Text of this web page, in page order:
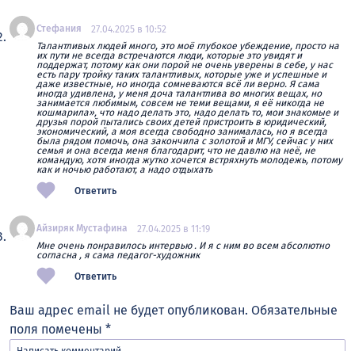
Стефания
27.04.2025 в 10:52
Талантливых людей много, это моё глубокое убеждение, просто на
их пути не всегда встречаются люди, которые это увидят и
поддержат, потому как они порой не очень уверены в себе, у нас
есть пару тройку таких талантливых, которые уже и успешные и
даже известные, но иногда сомневаются всё ли верно. Я сама
иногда удивлена, у меня доча талантлива во многих вещах, но
занимается любимым, совсем не теми вещами, я её никогда не
кошмарила», что надо делать это, надо делать то, мои знакомые и
друзья порой пытались своих детей пристроить в юридический,
экономический, а моя всегда свободно занималась, но я всегда
была рядом помочь, она закончила с золотой и МГУ, сейчас у них
семья и она всегда меня благодарит, что не давлю на неё, не
командую, хотя иногда жутко хочется встряхнуть молодежь, потому
как и ночью работают, а надо отдыхать
Ответить
Айзиряк Мустафина
27.04.2025 в 11:19
Мне очень понравилось интервью . И я с ним во всем абсолютно
согласна , я сама педагог-художник
Ответить
Ваш адрес email не будет опубликован. Обязательные
поля помечены *